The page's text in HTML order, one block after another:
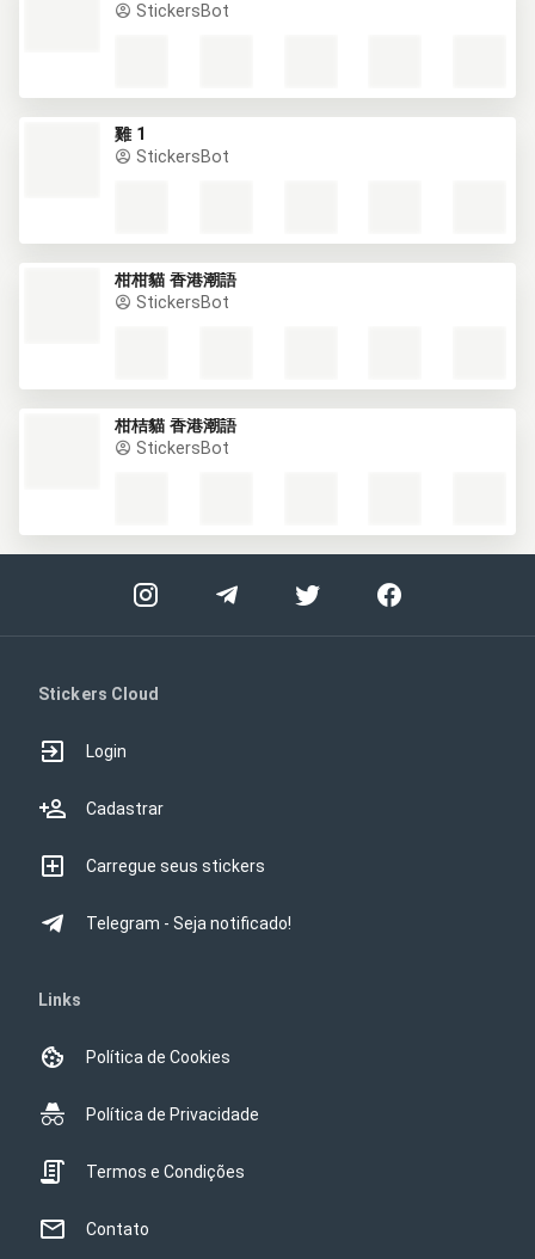
StickersBot
雞 1
StickersBot
柑柑貓 香港潮語
StickersBot
柑桔貓 香港潮語
StickersBot
Stickers Cloud
Login
Cadastrar
Carregue seus stickers
Telegram - Seja notificado!
Links
Política de Cookies
Política de Privacidade
Termos e Condições
Contato